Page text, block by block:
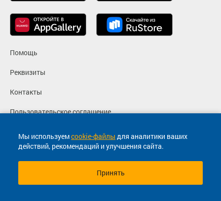
Мы используемcookie-файлы для аналитики ваших
действий, рекомендаций и улучшения сайта.
Принять
Помощь
Реквизиты
Контакты
Пользовательское соглашение
Политика конфиденциальности
Согласие на маркетинговые сообщения
© 2013-2026, ООО "Капитал"- Онлайн сервис продажи